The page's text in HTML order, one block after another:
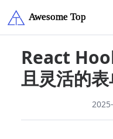
React
且灵活的